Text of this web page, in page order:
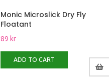
Monic Microslick Dry Fly
Floatant
89 kr
ADD TO CART